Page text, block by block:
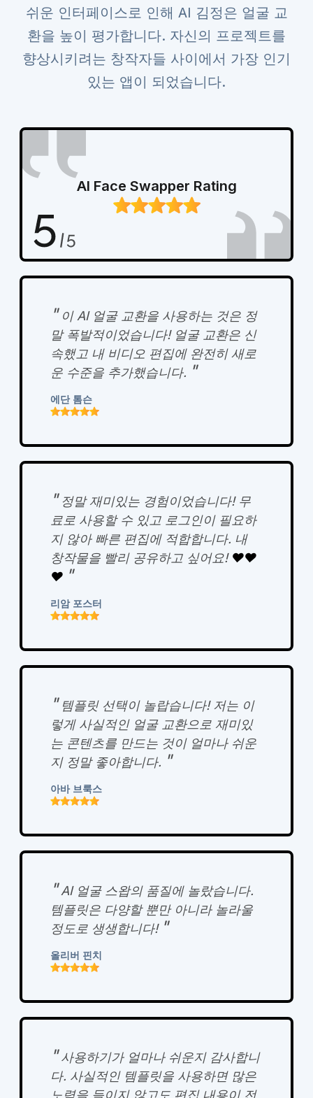
쉬운 인터페이스로 인해 AI 김정은 얼굴 교
환을 높이 평가합니다. 자신의 프로젝트를
향상시키려는 창작자들 사이에서 가장 인기
있는 앱이 되었습니다.
AI Face Swapper Rating
" 이 AI 얼굴 교환을 사용하는 것은 정
말 폭발적이었습니다! 얼굴 교환은 신
속했고 내 비디오 편집에 완전히 새로
운 수준을 추가했습니다. "
에단 톰슨
" 정말 재미있는 경험이었습니다! 무
료로 사용할 수 있고 로그인이 필요하
지 않아 빠른 편집에 적합합니다. 내
창작물을 빨리 공유하고 싶어요!❤️❤️
❤️ "
리암 포스터
" 템플릿 선택이 놀랍습니다! 저는 이
렇게 사실적인 얼굴 교환으로 재미있
는 콘텐츠를 만드는 것이 얼마나 쉬운
지 정말 좋아합니다. "
아바 브룩스
" AI 얼굴 스왑의 품질에 놀랐습니다.
템플릿은 다양할 뿐만 아니라 놀라울
정도로 생생합니다! "
올리버 핀치
" 사용하기가 얼마나 쉬운지 감사합니
다. 사실적인 템플릿을 사용하면 많은
노력을 들이지 않고도 편집 내용이 전